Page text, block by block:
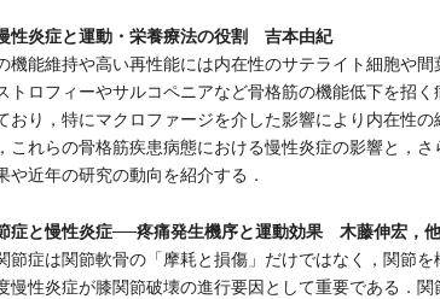
性炎症と運動・栄養療法の役割 吉本由紀
能維持や高い再性能には内在性のサテライト細胞や間
トロフィーやサルコペニアなど骨格筋の機能低下を招
おり，特にマクロファージを介した影響により内在性の
これらの骨格筋疾患病態における慢性炎症の影響と，
や近年の研究の動向を紹介する．
症と慢性炎症──疼痛発生機序と運動効果 木藤伸宏，他
症は関節軟骨の「摩耗と損傷」だけではなく，関節を
慢性炎症が膝関節破壊の進行要因として重要である．